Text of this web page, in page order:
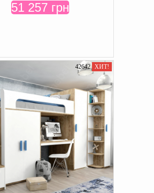
51 257 грн
42642 ХИТ!